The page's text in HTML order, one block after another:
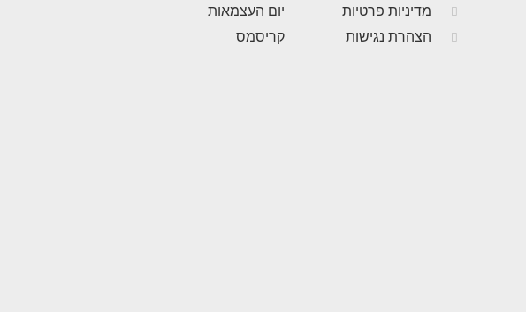
מדיניות פרטיות
הצהרת נגישות
יום העצמאות
קריסמס